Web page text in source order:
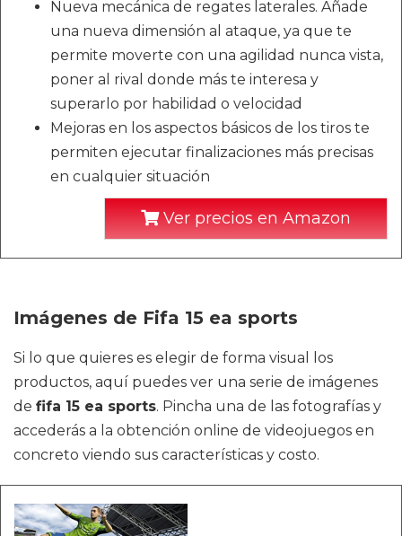
Nueva mecánica de regates laterales. Añade
una nueva dimensión al ataque, ya que te
permite moverte con una agilidad nunca vista,
poner al rival donde más te interesa y
superarlo por habilidad o velocidad
Mejoras en los aspectos básicos de los tiros te
permiten ejecutar finalizaciones más precisas
en cualquier situación
Ver precios en Amazon
Imágenes de Fifa 15 ea sports
Si lo que quieres es elegir de forma visual los
productos, aquí puedes ver una serie de imágenes
de fifa 15 ea sports. Pincha una de las fotografías y
accederás a la obtención online de videojuegos en
concreto viendo sus características y costo.